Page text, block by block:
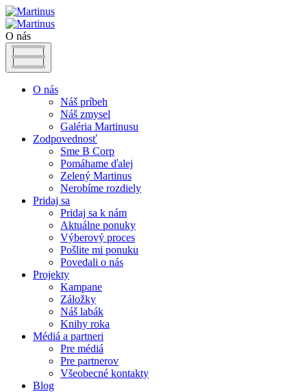
O nás
O nás
Náš príbeh
Náš zmysel
Galéria Martinusu
Zodpovednosť
Sme B Corp
Pomáhame ďalej
Zelený Martinus
Nerobíme rozdiely
Pridaj sa
Pridaj sa k nám
Aktuálne ponuky
Výberový proces
Pošlite mi ponuku
Povedali o nás
Projekty
Kampane
Záložky
Náš labák
Knihy roka
Médiá a partneri
Pre médiá
Pre partnerov
Všeobecné kontakty
Blog